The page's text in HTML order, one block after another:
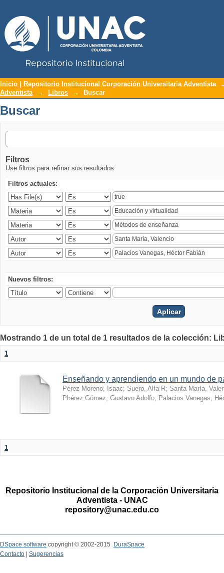
Buscar
Inicio | Repositorio Institucional Corporación Universitaria Adventista
Adventista
→ Libros → Buscar
Buscar
Filtros
Use filtros para refinar sus resultados.
Filtros actuales:
Nuevos filtros:
Mostrando 1 de un total de 1 resultados de la colección:
1
Enseñando y aprendiendo en un mundo de
Pérez Moreno, Isaac; Suero, Alfa R; Santa María,
Phérez Gómez, Gustavo Adolfo; Palacios Vanegas,
1
Repositorio Institucional de la Corporación Universitaria
Adventista - UNAC
repository@unac.edu.co
DSpace software copyright © 2002-2015
DuraSpace
Contacto
Sugerencias